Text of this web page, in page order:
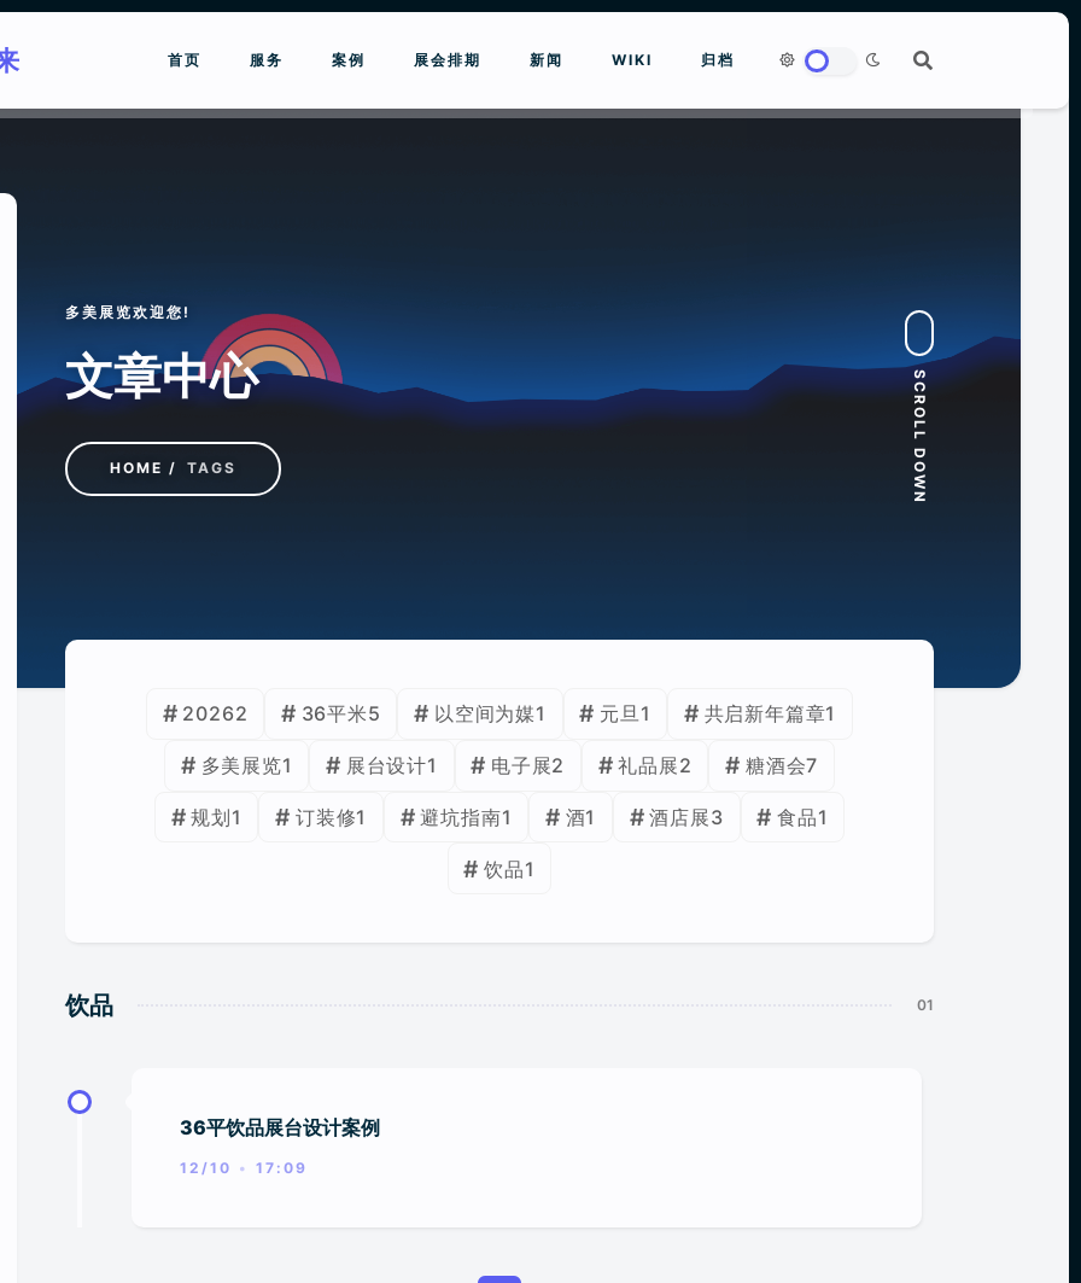
首页 服务 案例 展会排期 新闻 WIKI 归档
多美展览欢迎您!
文章中心
HOME TAGS SCROLL DOWN
20262 36平米5 以空间为媒1 元旦1 共启新年篇章1
多美展览1 展台设计1 电子展2 礼品展2 糖酒会7
规划1 订装修1 避坑指南1 酒1 酒店展3 食品1
饮品1
饮品
36平饮品展台设计案例
12/10 17:09